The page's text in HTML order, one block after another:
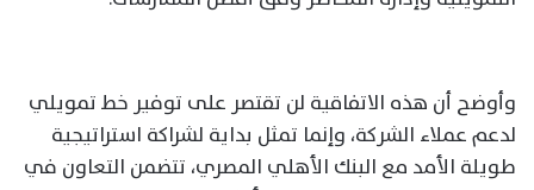
وأوضح أن هذه الاتفاقية لن تقتصر على توفير خط تمويلي
لدعم عملاء الشركة، وإنما تمثل بداية لشراكة استراتيجية
طويلة الأمد مع البنك الأهلي المصري، تتضمن التعاون في